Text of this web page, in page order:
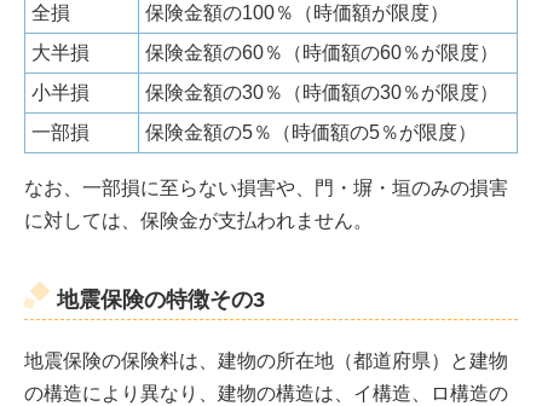
全損
保険金額の100％（時価額が限度）
大半損
保険金額の60％（時価額の60％が限度）
小半損
保険金額の30％（時価額の30％が限度）
一部損
保険金額の5％（時価額の5％が限度）
なお、一部損に至らない損害や、門・塀・垣のみの損害
に対しては、保険金が支払われません。
地震保険の特徴その3
地震保険の保険料は、建物の所在地（都道府県）と建物
の構造により異なり、建物の構造は、イ構造、ロ構造の